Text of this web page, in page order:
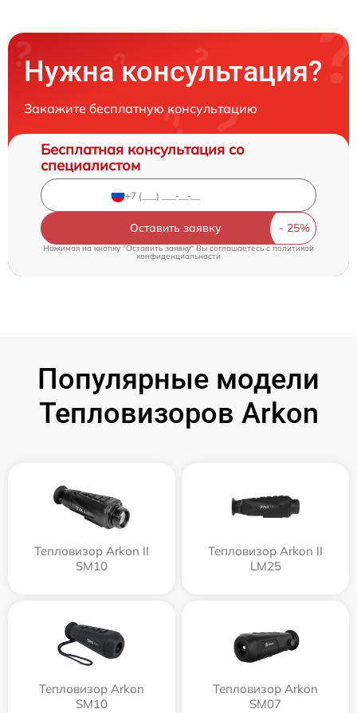
Нужна консультация?
Закажите бесплатную консультацию
Бесплатная консультация со
специалистом
Оставить заявку
Нажимая на кнопку "Оставить заявку" Вы соглашаетесь c политикой
конфиденциальности
Популярные модели
Тепловизоров Arkon
Тепловизор Arkon II
SM10
Тепловизор Arkon II
LM25
Тепловизор Arkon
SM10
Тепловизор Arkon
SM07